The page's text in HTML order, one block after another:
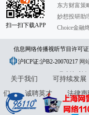
扫一扫下载APP
东方财富策
妙想投研助
Choice金融
信息网络传播视听节目许可
913101046312860336 违
沪ICP证:沪B2-20070217 网
31010402000120号版权所
关于我们 可持续发展
们
诚聘英才 法律声